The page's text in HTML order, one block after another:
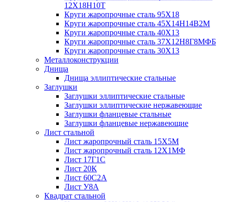
12Х18Н10Т
Круги жаропрочные сталь 95Х18
Круги жаропрочные сталь 45Х14Н14В2М
Круги жаропрочные сталь 40Х13
Круги жаропрочные сталь 37Х12Н8Г8МФБ
Круги жаропрочные сталь 30Х13
Металлоконструкции
Днища
Днища эллиптические стальные
Заглушки
Заглушки эллиптические стальные
Заглушки эллиптические нержавеющие
Заглушки фланцевые стальные
Заглушки фланцевые нержавеющие
Лист стальной
Лист жаропрочный сталь 15Х5М
Лист жаропрочный сталь 12Х1МФ
Лист 17Г1С
Лист 20К
Лист 60С2А
Лист У8А
Квадрат стальной